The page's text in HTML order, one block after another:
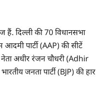
दिल्ली की 70 विधानसभा
पार्टी (AAP) की सीटें
अधीर रंजन चौधरी (Adhir
जनता पार्टी (BJP) की हार